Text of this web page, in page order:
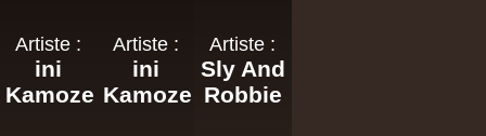
Artiste :
ini
Kamoze
Artiste :
ini
Kamoze
Artiste :
Sly And
Robbie